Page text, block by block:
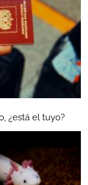
¿está el tuyo?